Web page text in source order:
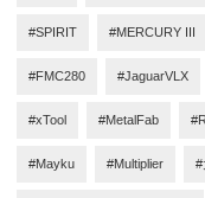
#SPIRIT #MERCURY III
#FMC280 #JaguarVLX
#xTool #MetalFab
#Mayku #Multiplier #